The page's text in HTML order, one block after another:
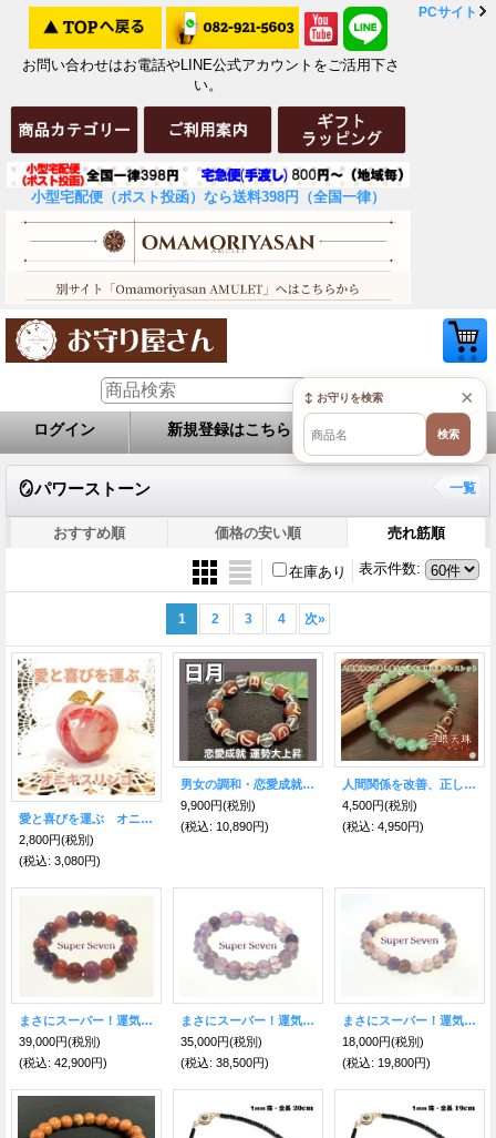
お問い合わせはお電話やLINE公式アカウントをご活用下さ
い。
小型宅配便（ポスト投函）なら送料398円（全国一律）
PCサイト
ログイン 新規登録はこちら お問い合せ
🪞パワーストーン 一覧
おすすめ順 価格の安い順 売れ筋順
表示件数:
在庫あり
1 2 3 4 次»
愛と喜びを運ぶ オニキスりんご桃色
2,800円(税別)
(税込: 3,080円)
男女の調和・恋愛成就・運勢大上昇させる！日月天珠めのう＆水晶ブレスレット
9,900円(税別)
(税込: 10,890円)
人間関係を改善、正しい道へ導かれる 三眼天珠＆アベンチュリン
4,500円(税別)
(税込: 4,950円)
まさにスーパー！運気好転を目指すなら★愛と調和のスーパーセブン10mmブレス
39,000円(税別)
(税込: 42,900円)
まさにスーパー！運気好転を目指すなら★愛と調和のスーパーセブン9mmブレス
35,000円(税別)
(税込: 38,500円)
まさにスーパー！運気好転を目指すなら★愛と調和のスーパーセブン7mmブレス A
18,000円(税別)
(税込: 19,800円)
×
↕ お守りを検索
検索